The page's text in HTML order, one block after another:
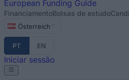
European Funding Guide
FinanciamentoBolsas de estudo
Österreich
PT EN
Iniciar sessão